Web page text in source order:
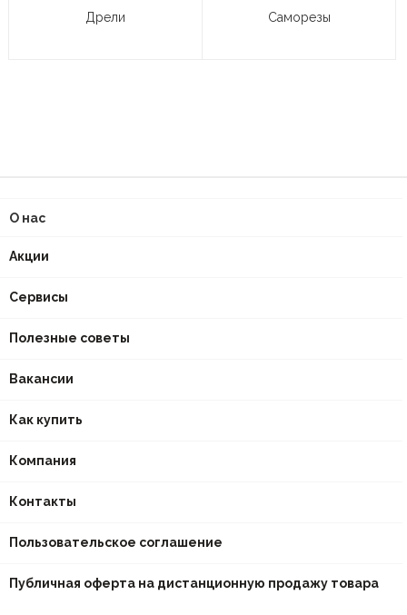
Дрели Саморезы
О нас
Акции
Сервисы
Полезные советы
Вакансии
Как купить
Компания
Контакты
Пользовательское соглашение
Публичная оферта на дистанционную продажу товара